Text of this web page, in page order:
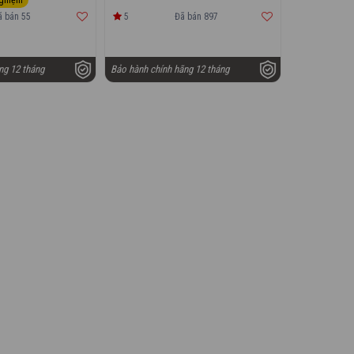
bán 55
12 tháng
5 Đã bán 897
Bảo hành chính hãng 12 tháng